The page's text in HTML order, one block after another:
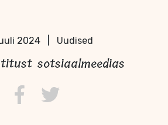
2024 Uudised
sotsiaalmeedias